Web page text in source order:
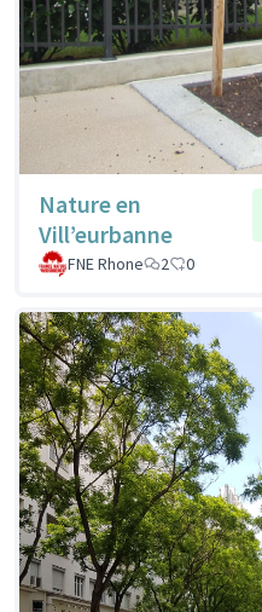
Nature en
Vill’eurbanne
FNE Rhone
2 0